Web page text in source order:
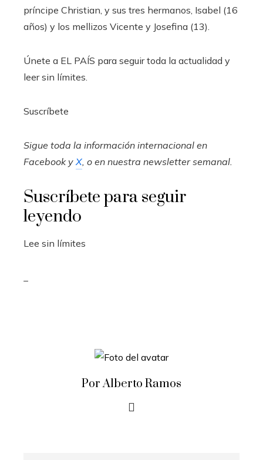
príncipe Christian, y sus tres hermanos, Isabel (16
años) y los mellizos Vicente y Josefina (13).
Únete a EL PAÍS para seguir toda la actualidad y
leer sin límites.
Suscríbete
Sigue toda la información internacional en
Facebooky X , o en nuestra newsletter semanal
Suscríbete para seguir
leyendo
Lee sin límites
Por Alberto Ramos